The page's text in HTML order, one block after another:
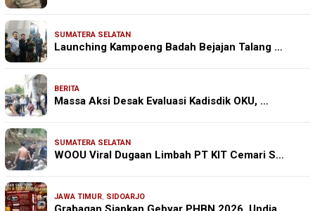
SUMATERA SELATAN
Launching Kampoeng Badah Bejajan Talang …
BERITA
Massa Aksi Desak Evaluasi Kadisdik OKU, …
SUMATERA SELATAN
WOOU Viral Dugaan Limbah PT KIT Cemari S…
JAWA TIMUR, SIDOARJO